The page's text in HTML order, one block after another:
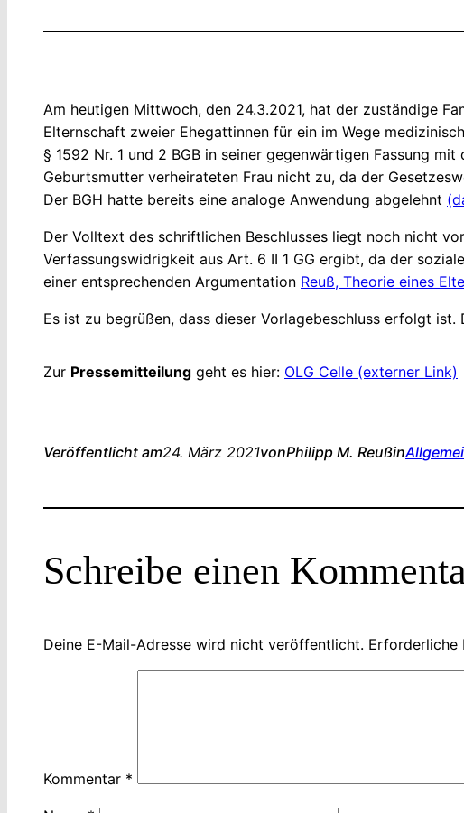
Am heutigen Mittwoch, den 24.3.2021, hat der zuständige
Elternschaft zweier Ehegattinnen für ein im Wege
§ 1592 Nr. 1 und 2 BGB in seiner gegenwärtigen Fassung
Geburtsmutter verheirateten Frau nicht zu, da der
Der BGH hatte bereits eine analoge Anwendung abgelehnt
Der Volltext des schriftlichen Beschlusses liegt noch nicht
Verfassungswidrigkeit aus Art. 6 II 1 GG ergibt, da der
einer entsprechenden Argumentation Reuß, Theorie eines
Es ist zu begrüßen, dass dieser Vorlagebeschluss erfolgt
Zur Pressemitteilung geht es hier: OLG Celle (externer Link)
Veröffentlicht am24. März 2021vonPhilipp M. Reußin
Schreibe einen
Deine E-Mail-Adresse wird nicht veröffentlicht. Erforderliche
Kommentar *